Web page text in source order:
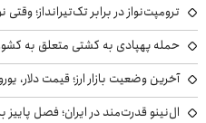
ترومپت‌نواز در برابر تک‌تیرانداز؛
حمله پهپادی به کشتی متعلق به کشور
آخرین وضعیت بازار ارز؛ قیمت دلار، یورو و پوند
ال‌نینو قدرت‌مند در ایران؛ فصل